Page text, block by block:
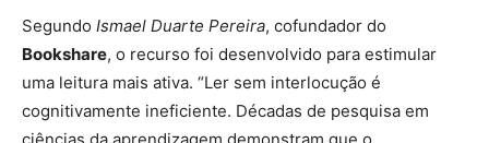
Segundo Ismael Duarte Pereira, cofundador do
Bookshare, o recurso foi desenvolvido para estimular
uma leitura mais ativa. “Ler sem interlocução é
cognitivamente ineficiente. Décadas de pesquisa em